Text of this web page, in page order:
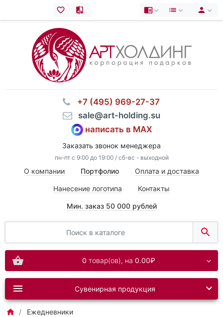
⠀+7 (495) 969-27-37
⠀sale@art-holding.su
написать в MAX
Заказать звонок менеджера
пн-пт с 9:00 до 19:00 / сб-вс - выходной
О компании Портфолио Оплата и доставка
Нанесение логотипа Контакты
Мин. заказ 50 000 рублей
0 товар(ов), на 0.00₽
Сувенирная продукция
Ежедневники